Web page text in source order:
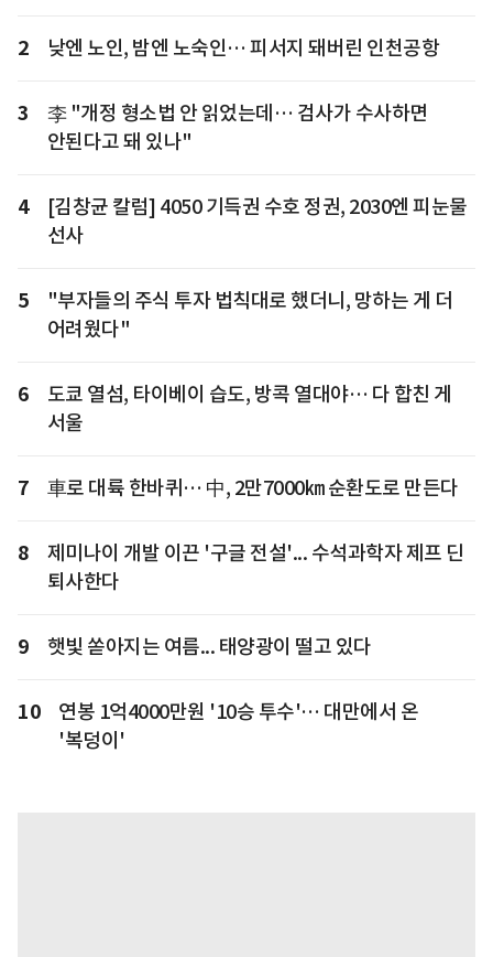
2 낮엔 노인, 밤엔 노숙인… 피서지 돼버린 인천공항
3
李 "개정 형소법 안 읽었는데… 검사가 수사하면
안된다고 돼 있나"
4
[김창균 칼럼] 4050 기득권 수호 정권, 2030엔 피눈물
선사
5
"부자들의 주식 투자 법칙대로 했더니, 망하는 게 더
어려웠다"
6
도쿄 열섬, 타이베이 습도, 방콕 열대야… 다 합친 게
서울
7 車로 대륙 한바퀴… 中, 2만7000㎞ 순환도로 만든다
8
제미나이 개발 이끈 '구글 전설'... 수석과학자 제프 딘
퇴사한다
9 햇빛 쏟아지는 여름... 태양광이 떨고 있다
10
연봉 1억4000만원 '10승 투수'… 대만에서 온
'복덩이'